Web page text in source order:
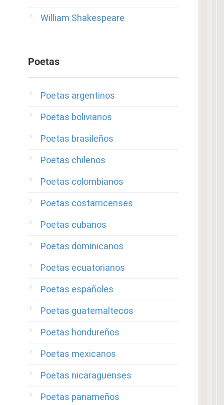
William Shakespeare
Poetas
Poetas argentinos
Poetas bolivianos
Poetas brasileños
Poetas chilenos
Poetas colombianos
Poetas costarricenses
Poetas cubanos
Poetas dominicanos
Poetas ecuatorianos
Poetas españoles
Poetas guatemaltecos
Poetas hondureños
Poetas mexicanos
Poetas nicaraguenses
Poetas panameños